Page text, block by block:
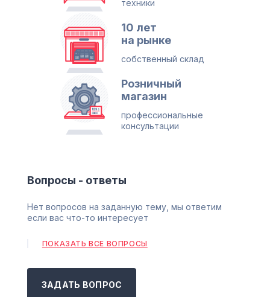
техники
10 лет
на рынке
собственный склад
Розничный
магазин
профессиональные
консультации
Вопросы - ответы
Нет вопросов на заданную тему, мы ответим
если вас что-то интересует
ПОКАЗАТЬ ВСЕ ВОПРОСЫ
ЗАДАТЬ ВОПРОС